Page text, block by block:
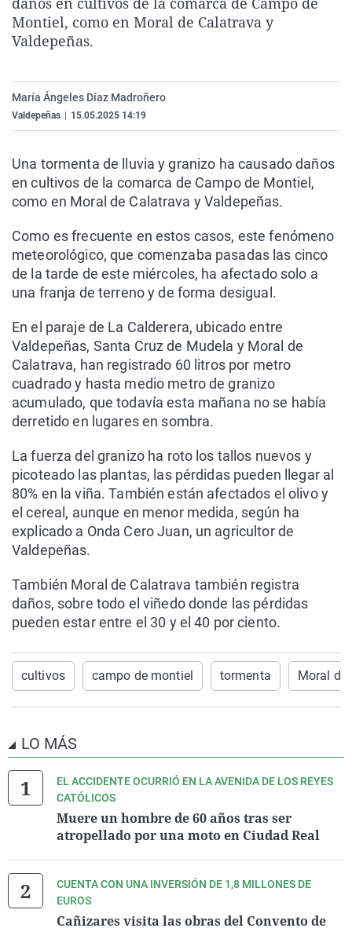
La rosa de los vientos
Caso
Extremadura
Virales
Montiel, como en Moral de Calatrava y
Valdepeñas.
María Ángeles Díaz Madroñero
Valdepeñas 15.05.2025 14:19
Una tormenta de lluvia y granizo ha causado daños
en cultivos de la comarca de Campo de Montiel,
como en Moral de Calatrava y Valdepeñas.
Como es frecuente en estos casos, este fenómeno
meteorológico, que comenzaba pasadas las cinco
de la tarde de este miércoles, ha afectado solo a
una franja de terreno y de forma desigual.
En el paraje de La Calderera, ubicado entre
Valdepeñas, Santa Cruz de Mudela y Moral de
Calatrava, han registrado 60 litros por metro
cuadrado y hasta medio metro de granizo
acumulado, que todavía esta mañana no se había
derretido en lugares en sombra.
La fuerza del granizo ha roto los tallos nuevos y
picoteado las plantas, las pérdidas pueden llegar al
80% en la viña. También están afectados el olivo y
el cereal, aunque en menor medida, según ha
explicado a Onda Cero Juan, un agricultor de
Valdepeñas.
También Moral de Calatrava también registra
daños, sobre todo el viñedo donde las pérdidas
pueden estar entre el 30 y el 40 por ciento.
cultivos campo de montiel tormenta Moral de
LO MÁS
EL ACCIDENTE OCURRIÓ EN LA AVENIDA DE LOS REYES
CATÓLICOS
Muere un hombre de 60 años tras ser
atropellado por una moto en Ciudad Real
CUENTA CON UNA INVERSIÓN DE 1,8 MILLONES DE
EUROS
Cañizares visita las obras del Convento de